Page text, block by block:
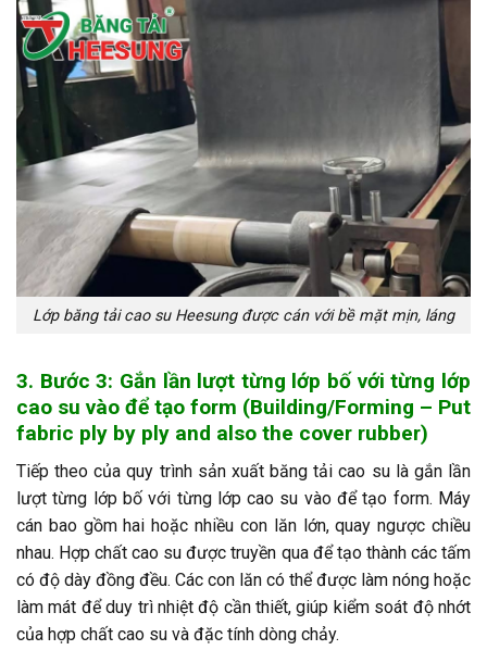
Lớp băng tải cao su Heesung được cán với bề mặt mịn, láng
3. Bước 3: Gắn lần lượt từng lớp bố với từng lớp
cao su vào để tạo form (Building/Forming – Put
fabric ply by ply and also the cover rubber)
Tiếp theo của quy trình sản xuất băng tải cao su là gắn lần
lượt từng lớp bố với từng lớp cao su vào để tạo form. Máy
cán bao gồm hai hoặc nhiều con lăn lớn, quay ngược chiều
nhau. Hợp chất cao su được truyền qua để tạo thành các tấm
có độ dày đồng đều. Các con lăn có thể được làm nóng hoặc
làm mát để duy trì nhiệt độ cần thiết, giúp kiểm soát độ nhớt
của hợp chất cao su và đặc tính dòng chảy.